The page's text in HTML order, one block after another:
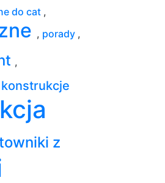
do cat ,
, porady ,
,
konstrukcje
z